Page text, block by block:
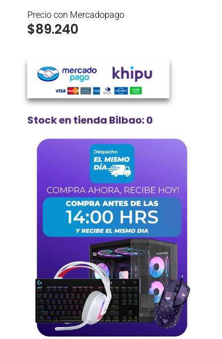
Precio con Mercadopago
$89.240
Stock en tienda Bilbao: 0